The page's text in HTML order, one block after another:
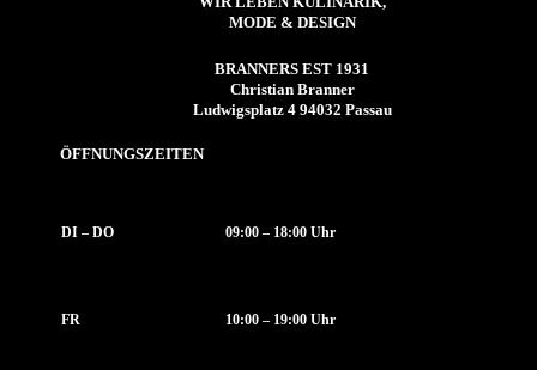
MODE & DESIGN
BRANNERS EST 1931
Christian Branner
Ludwigsplatz 4 94032 Passau
ÖFFNUNGSZEITEN
DI – DO 09:00 – 18:00 Uhr
FR 10:00 – 19:00 Uhr